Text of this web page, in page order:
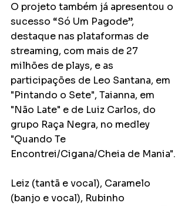
O projeto também já apresentou o
sucesso “Só Um Pagode”,
destaque nas plataformas de
streaming, com mais de 27
milhões de plays, e as
participações de Leo Santana, em
"Pintando o Sete", Taianna, em
"Não Late" e de Luiz Carlos, do
grupo Raça Negra, no medley
"Quando Te
Encontrei/Cigana/Cheia de Mania".
Leiz (tantã e vocal), Caramelo
(banjo e vocal), Rubinho